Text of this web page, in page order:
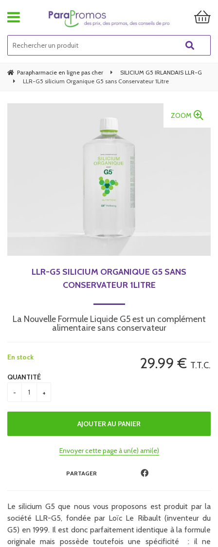
Parapharmacie en ligne pas cher
SILICIUM G5 IRLANDAIS LLR-G
LLR-G5 silicium Organique G5 sans Conservateur 1Litre
ZOOM
LLR-G5 SILICIUM ORGANIQUE G5 SANS
CONSERVATEUR 1LITRE
La Nouvelle Formule Liquide G5 est un complément
alimentaire sans conservateur
29.99 € T.T.C.
En stock
QUANTITÉ
Envoyer cette page à un(e) ami(e)
PARTAGER
Le silicium G5 que nous vous proposons est produit par la
société LLR-G5, fondée par Loïc Le Ribault (inventeur du
G5) en 1999. Il est donc parfaitement identique à la formule
originale mais possède toutefois une spécificité : il ne